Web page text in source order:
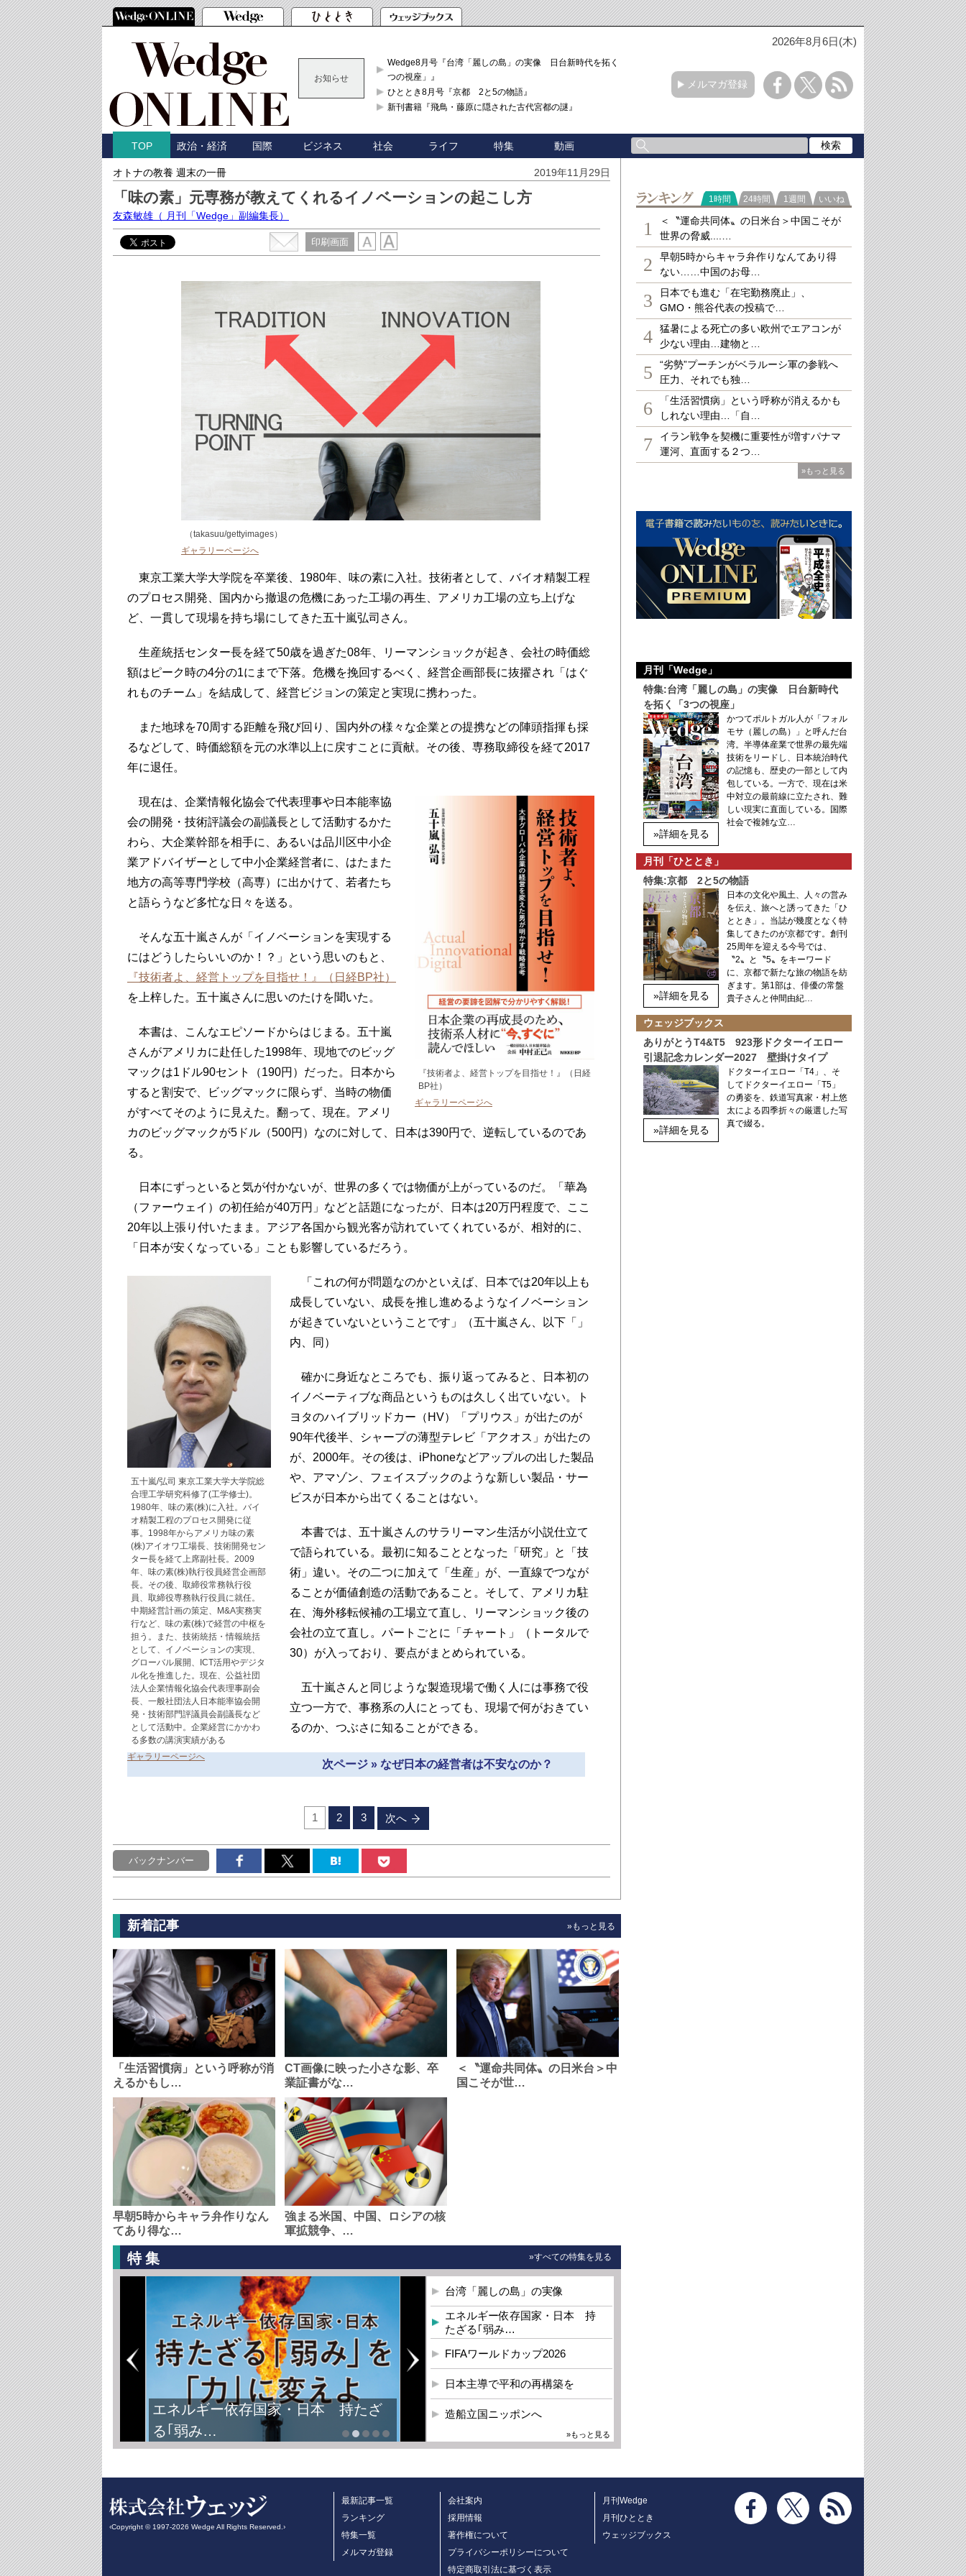
2026年8月6日(木)
お知らせ
Wedge8月号『台湾「麗しの島」の実像 日台新時代を拓く「3
つの視座」』
ひととき8月号『京都 2と5の物語』
新刊書籍『飛鳥・藤原に隠された古代宮都の謎』
メルマガ登録
TOP 政治・経済 国際 ビジネス 社会 ライフ 特集 動画
オトナの教養 週末の一冊 2019年11月29日
「味の素」元専務が教えてくれるイノベーションの起こし方
友森敏雄 （ 月刊「Wedge」副編集長）
印刷画面
（takasuu/gettyimages）
ギャラリーページへ
東京工業大学大学院を卒業後、1980年、味の素に入社。技術者として、バイオ精製工程
のプロセス開発、国内から撤退の危機にあった工場の再生、アメリカ工場の立ち上げな
ど、一貫して現場を持ち場にしてきた五十嵐弘司さん。
生産統括センター長を経て50歳を過ぎた08年、リーマンショックが起き、会社の時価総
額はピーク時の4分の1にまで下落。危機を挽回するべく、経営企画部長に抜擢され「はぐ
れものチーム」を結成して、経営ビジョンの策定と実現に携わった。
また地球を70周する距離を飛び回り、国内外の様々な企業との提携などの陣頭指揮も採
るなどして、時価総額を元の水準以上に戻すことに貢献。その後、専務取締役を経て2017
年に退任。
『技術者よ、経営トップを目指せ！』（日経
BP社）
ギャラリーページへ
現在は、企業情報化協会で代表理事や日本能率協
会の開発・技術評議会の副議長として活動するかた
わら、大企業幹部を相手に、あるいは品川区中小企
業アドバイザーとして中小企業経営者に、はたまた
地方の高等専門学校（高専）に出かけて、若者たち
と語らうなど多忙な日々を送る。
そんな五十嵐さんが「イノベーションを実現する
にはどうしたらいいのか！？」という思いのもと、
『技術者よ、経営トップを目指せ！』（日経BP社）
を上梓した。五十嵐さんに思いのたけを聞いた。
本書は、こんなエピソードからはじまる。五十嵐
さんがアメリカに赴任した1998年、現地でのビッグ
マックは1ドル90セント（190円）だった。日本から
すると割安で、ビッグマックに限らず、当時の物価
がすべてそのように見えた。翻って、現在。アメリ
カのビッグマックが5ドル（500円）なのに対して、日本は390円で、逆転しているのであ
る。
日本にずっといると気が付かないが、世界の多くでは物価が上がっているのだ。「華為
（ファーウェイ）の初任給が40万円」などと話題になったが、日本は20万円程度で、ここ
20年以上張り付いたまま。アジア各国から観光客が訪れていてくれているが、相対的に、
「日本が安くなっている」ことも影響しているだろう。
五十嵐/弘司 東京工業大学大学院総
合理工学研究科修了(工学修士)。
1980年、味の素(株)に入社。バイ
オ精製工程のプロセス開発に従
事。1998年からアメリカ味の素
(株)アイオワ工場長、技術開発セン
ター長を経て上席副社長。2009
年、味の素(株)執行役員経営企画部
長。その後、取締役常務執行役
員、取締役専務執行役員に就任。
中期経営計画の策定、M&A実務実
行など、味の素(株)で経営の中枢を
担う。また、技術統括・情報統括
として、イノベーションの実現、
グローバル展開、ICT活用やデジタ
ル化を推進した。現在、公益社団
法人企業情報化協会代表理事副会
長、一般社団法人日本能率協会開
発・技術部門評議員会副議長など
として活動中。企業経営にかかわ
る多数の講演実績がある
ギャラリーページへ
「これの何が問題なのかといえば、日本では20年以上も
成長していない、成長を推し進めるようなイノベーション
が起きていないということです」（五十嵐さん、以下「」
内、同）
確かに身近なところでも、振り返ってみると、日本初の
イノベーティブな商品というものは久しく出ていない。ト
ヨタのハイブリッドカー（HV）「プリウス」が出たのが
90年代後半、シャープの薄型テレビ「アクオス」が出たの
が、2000年。その後は、iPhoneなどアップルの出した製品
や、アマゾン、フェイスブックのような新しい製品・サー
ビスが日本から出てくることはない。
本書では、五十嵐さんのサラリーマン生活が小説仕立て
で語られている。最初に知ることとなった「研究」と「技
術」違い。その二つに加えて「生産」が、一直線でつなが
ることが価値創造の活動であること。そして、アメリカ駐
在、海外移転候補の工場立て直し、リーマンショック後の
会社の立て直し。パートごとに「チャート」（トータルで
30）が入っており、要点がまとめられている。
五十嵐さんと同じような製造現場で働く人には事務で役
立つ一方で、事務系の人にとっても、現場で何がおきてい
るのか、つぶさに知ることができる。
次ページ » なぜ日本の経営者は不安なのか？
1 2 3 次へ
バックナンバー
新着記事 »もっと見る
「生活習慣病」という呼称が消
えるかもし…
CT画像に映った小さな影、卒
業証書がな…
＜〝運命共同体〟の日米台＞中
国こそが世…
早朝5時からキャラ弁作りなん
てあり得な…
強まる米国、中国、ロシアの核
軍拡競争、…
特集 »すべての特集を見る
エネルギー依存国家・日本 持たざ
る｢弱み…
台湾「麗しの島」の実像
エネルギー依存国家・日本 持
たざる｢弱み…
FIFAワールドカップ2026
日本主導で平和の再構築を
造船立国ニッポンへ
»もっと見る
ランキング
1時間 24時間 1週間 いいね
1
＜〝運命共同体〟の日米台＞中国こそが
世界の脅威....…
2
早朝5時からキャラ弁作りなんてあり得
ない……中国のお母…
3
日本でも進む「在宅勤務廃止」、
GMO・熊谷代表の投稿で…
4
猛暑による死亡の多い欧州でエアコンが
少ない理由…建物と…
5
“劣勢”プーチンがベラルーシ軍の参戦へ
圧力、それでも独…
6
「生活習慣病」という呼称が消えるかも
しれない理由…「自…
7
イラン戦争を契機に重要性が増すパナマ
運河、直面する２つ…
»もっと見る
月刊「Wedge」
特集:台湾「麗しの島」の実像 日台新時代
を拓く「3つの視座」
»詳細を見る
かつてポルトガル人が「フォル
モサ（麗しの島）」と呼んだ台
湾。半導体産業で世界の最先端
技術をリードし、日本統治時代
の記憶も、歴史の一部として内
包している。一方で、現在は米
中対立の最前線に立たされ、難
しい現実に直面している。国際
社会で複雑な立…
月刊「ひととき」
特集:京都 2と5の物語
»詳細を見る
日本の文化や風土、人々の営み
を伝え、旅へと誘ってきた「ひ
ととき」。当誌が幾度となく特
集してきたのが京都です。創刊
25周年を迎える今号では、
〝2〟と〝5〟をキーワード
に、京都で新たな旅の物語を紡
ぎます。第1部は、俳優の常盤
貴子さんと仲間由紀…
ウェッジブックス
ありがとうT4&T5 923形ドクターイエロー
引退記念カレンダー2027 壁掛けタイプ
»詳細を見る
ドクターイエロー「T4」、そ
してドクターイエロー「T5」
の勇姿を、鉄道写真家・村上悠
太による四季折々の厳選した写
真で綴る。
‹Copyright © 1997-2026 Wedge All Rights Reserved.›
最新記事一覧
ランキング
特集一覧
メルマガ登録
会社案内
採用情報
著作権について
プライバシーポリシーについて
特定商取引法に基づく表示
月刊Wedge
月刊ひととき
ウェッジブックス